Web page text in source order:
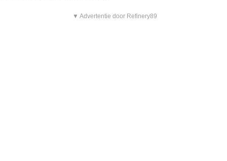
▼ Advertentie door Refinery89